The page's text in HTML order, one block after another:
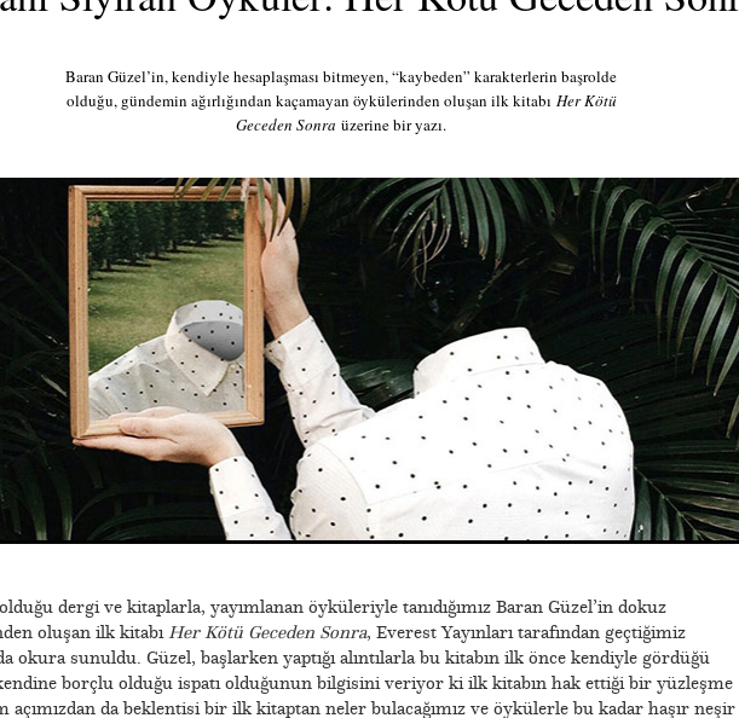
Baran Güzel’in, kendiyle hesaplaşması bitmeyen, “kaybeden” karakterlerin başrolde
olduğu, gündemin ağırlığından kaçamayan öykülerinden oluşan ilk kitabı Her Kötü
Geceden Sonra üzerine bir yazı.
dergi ve kitaplarla, yayımlanan öyküleriyle tanıdığımız Baran Güzel’in dokuz
oluşan ilk kitabıHer Kötü Geceden Sonra, Everest Yayınları tarafından geçtiğimiz
okura sunuldu. Güzel, başlarken yaptığı alıntılarla bu kitabın ilk önce kendiyle gördüğü
borçlu olduğu ispatı olduğunun bilgisini veriyor ki ilk kitabın hak ettiği bir yüzleşme
açımızdan da beklentisi bir ilk kitaptan neler bulacağımız ve öykülerle bu kadar haşır neşir